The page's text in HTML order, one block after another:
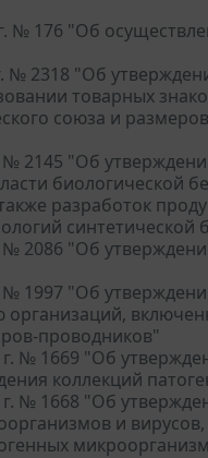
№ 176 "Об
№ 2318 "Об
товарных
союза и
№ 2145 "Об
биологической
разработок
синтетической
№ 2086 "Об
№ 1997 "Об
проводников"
г. № 1669 "Об
коллекций
№ 1668 "Об
и